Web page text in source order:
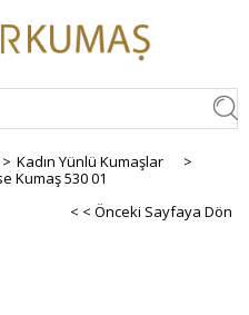
> Kadın Yünlü Kumaşlar
>
Kumaş 530 01
< < Önceki Sayfaya Dön